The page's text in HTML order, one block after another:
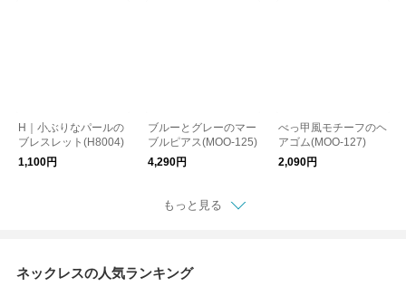
H｜小ぶりなパールの
ブレスレット(H8004)
1,100円
ブルーとグレーのマー
ブルピアス(MOO-125)
4,290円
べっ甲風モチーフのヘ
アゴム(MOO-127)
2,090円
もっと見る
ネックレスの人気ランキング